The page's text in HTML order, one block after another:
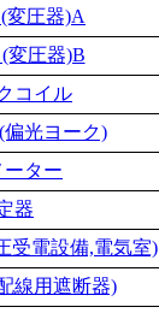
変圧器)A
(変圧器)B
コイル
光ヨーク)
ーター
器
受電設備,電気室)
線用遮断器)